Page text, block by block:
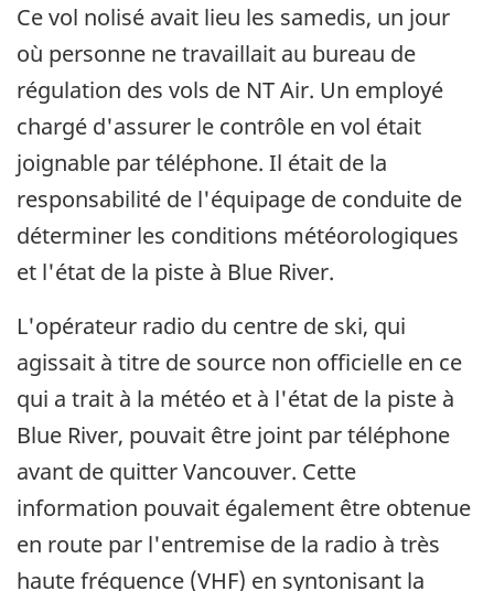
Ce vol nolisé avait lieu les samedis, un jour
où personne ne travaillait au bureau de
régulation des vols de NT Air. Un employé
chargé d'assurer le contrôle en vol était
joignable par téléphone. Il était de la
responsabilité de l'équipage de conduite de
déterminer les conditions météorologiques
et l'état de la piste à Blue River.
L'opérateur radio du centre de ski, qui
agissait à titre de source non officielle en ce
qui a trait à la météo et à l'état de la piste à
Blue River, pouvait être joint par téléphone
avant de quitter Vancouver. Cette
information pouvait également être obtenue
en route par l'entremise de la radio à très
haute fréquence (VHF) en syntonisant la